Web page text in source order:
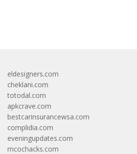
eldesigners.com
cheklani.com
totodal.com
apkcrave.com
bestcarinsurancewsa.com
complidia.com
eveningupdates.com
mcochacks.com